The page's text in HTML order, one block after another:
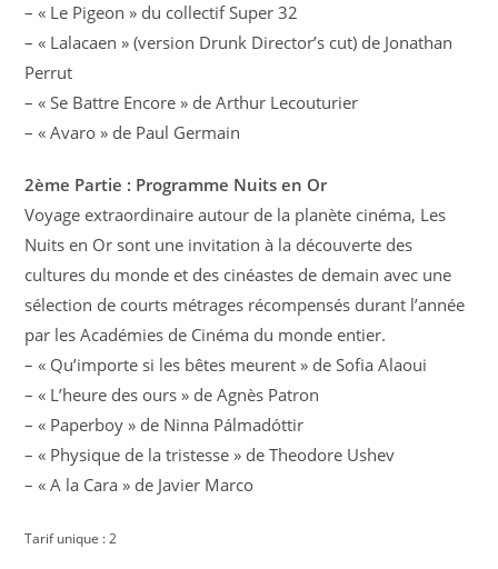
– « Le Pigeon » du collectif Super 32
– « Lalacaen » (version Drunk Director’s cut) de Jonathan
Perrut
– « Se Battre Encore » de Arthur Lecouturier
– « Avaro » de Paul Germain
2ème Partie : Programme Nuits en Or
Voyage extraordinaire autour de la planète cinéma, Les
Nuits en Or sont une invitation à la découverte des
cultures du monde et des cinéastes de demain avec une
sélection de courts métrages récompensés durant l’année
par les Académies de Cinéma du monde entier.
– « Qu’importe si les bêtes meurent » de Sofia Alaoui
– « L’heure des ours » de Agnès Patron
– « Paperboy » de Ninna Pálmadóttir
– « Physique de la tristesse » de Theodore Ushev
– « A la Cara » de Javier Marco
Tarif unique : 2